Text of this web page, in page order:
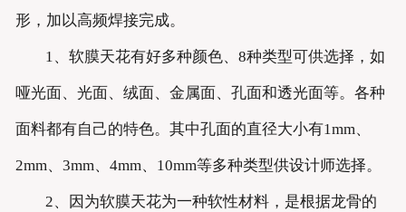
形，加以高频焊接完成。
1、软膜天花有好多种颜色、8种类型可供选择，如
哑光面、光面、绒面、金属面、孔面和透光面等。各种
面料都有自己的特色。其中孔面的直径大小有1mm、
2mm、3mm、4mm、10mm等多种类型供设计师选择。
2、因为软膜天花为一种软性材料，是根据龙骨的